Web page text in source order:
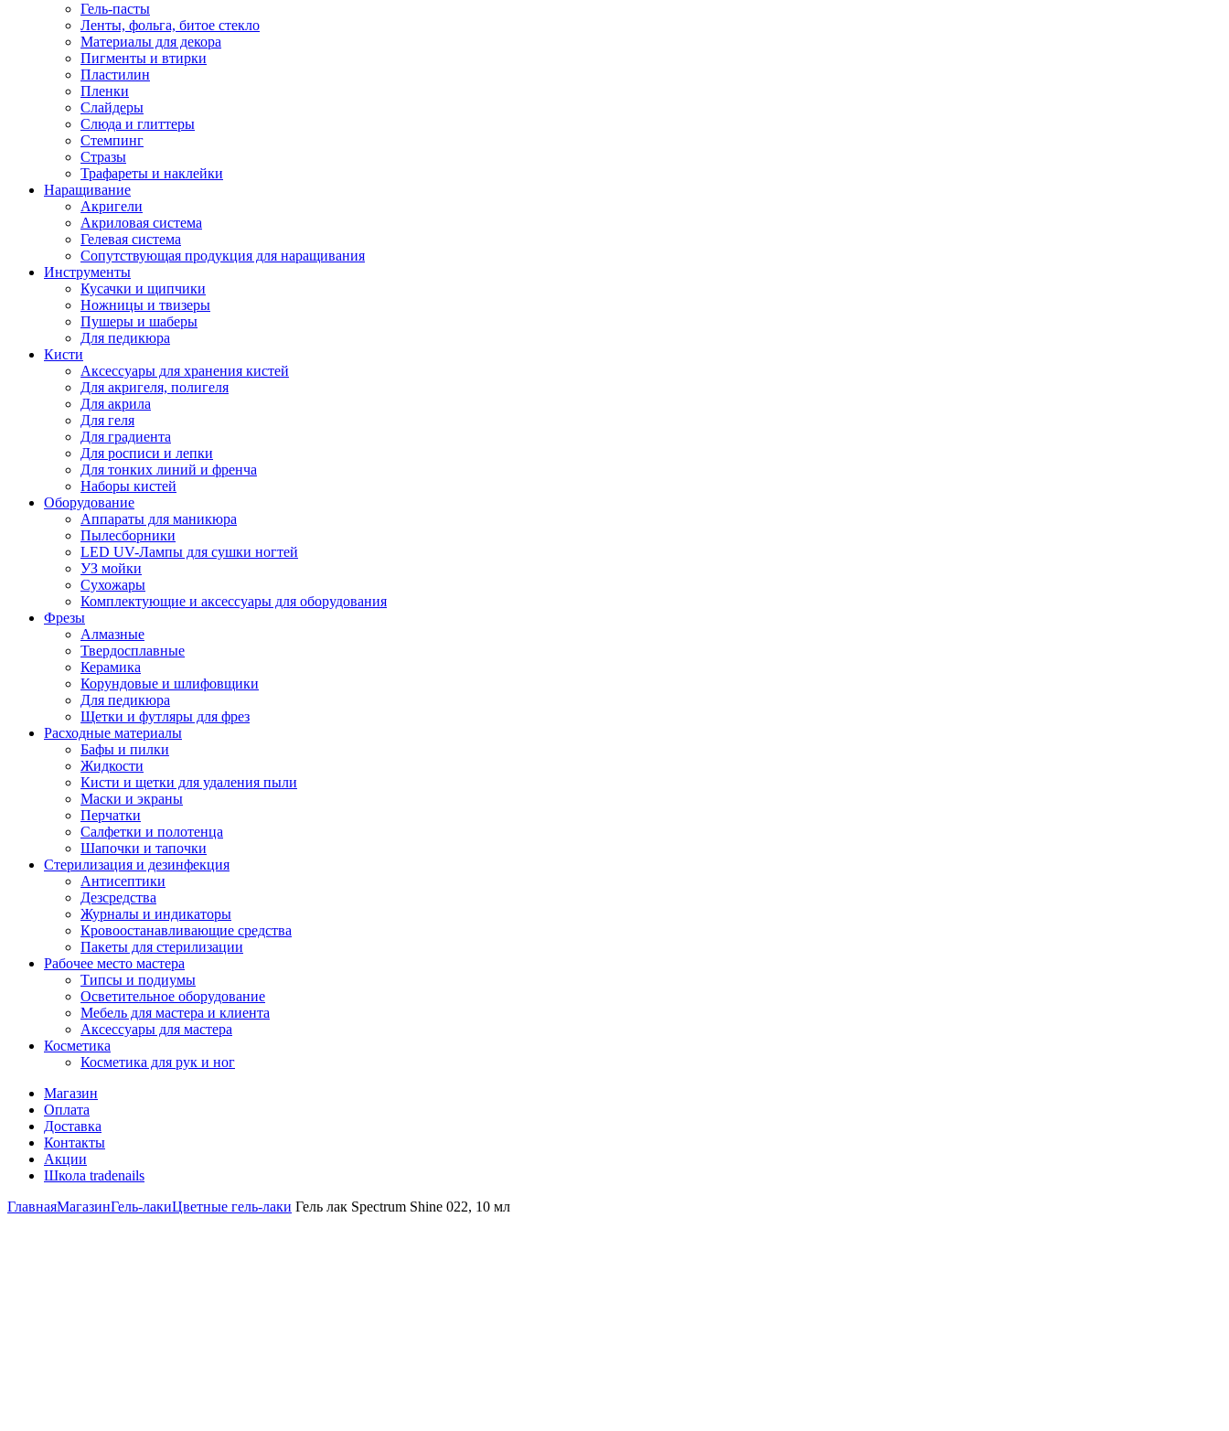
Гель-пасты
Ленты, фольга, битое стекло
Материалы для декора
Пигменты и втирки
Пластилин
Пленки
Слайдеры
Слюда и глиттеры
Стемпинг
Стразы
Трафареты и наклейки
Наращивание
Акригели
Акриловая система
Гелевая система
Сопутствующая продукция для наращивания
Инструменты
Кусачки и щипчики
Ножницы и твизеры
Пушеры и шаберы
Для педикюра
Кисти
Аксессуары для хранения кистей
Для акригеля, полигеля
Для акрила
Для геля
Для градиента
Для росписи и лепки
Для тонких линий и френча
Наборы кистей
Оборудование
Аппараты для маникюра
Пылесборники
LED UV-Лампы для сушки ногтей
УЗ мойки
Сухожары
Комплектующие и аксессуары для оборудования
Фрезы
Алмазные
Твердосплавные
Керамика
Корундовые и шлифовщики
Для педикюра
Щетки и футляры для фрез
Расходные материалы
Бафы и пилки
Жидкости
Кисти и щетки для удаления пыли
Маски и экраны
Перчатки
Салфетки и полотенца
Шапочки и тапочки
Стерилизация и дезинфекция
Антисептики
Дезсредства
Журналы и индикаторы
Кровоостанавливающие средства
Пакеты для стерилизации
Рабочее место мастера
Типсы и подиумы
Осветительное оборудование
Мебель для мастера и клиента
Аксессуары для мастера
Косметика
Косметика для рук и ног
Магазин
Оплата
Доставка
Контакты
Акции
Школа tradenails
ГлавнаяМагазинГель-лакиЦветные гель-лаки Гель лак Spectrum Shine 022, 10 мл